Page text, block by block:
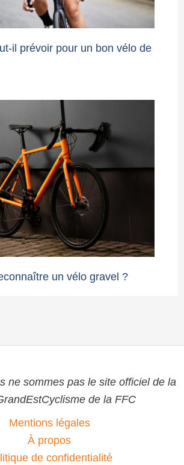
il prévoir pour un bon vélo de
un vélo gravel ?
ne sommes pas le site officiel de la
de la FFC
Mentions légales
À propos
de confidentialité